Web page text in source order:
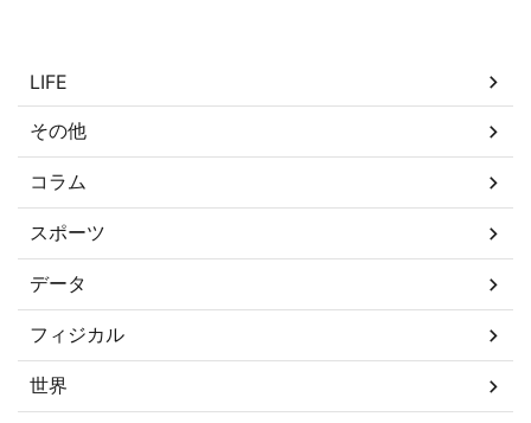
LIFE
その他
コラム
スポーツ
データ
フィジカル
世界